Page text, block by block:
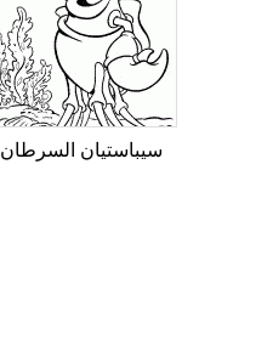
سيباستيان السرطان